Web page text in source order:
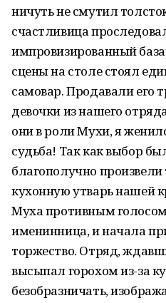
ничуть не смутил
счастливица
импровизированный
сцены на столе стоял
самовар. Продавали его
девочки из нашего
они в роли Мухи, я
судьба! Так как выбор
благополучно
кухонную утварь нашей
Муха противным
именинница, и начала
торжество. Отряд,
высыпал горохом из-за
безобразничать,